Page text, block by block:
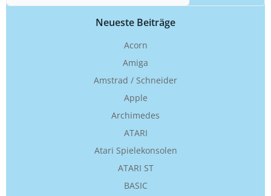
Neueste Beiträge
Acorn
Amiga
Amstrad / Schneider
Apple
Archimedes
ATARI
Atari Spielekonsolen
ATARI ST
BASIC